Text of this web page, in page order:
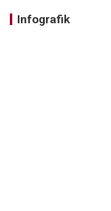
Infografik